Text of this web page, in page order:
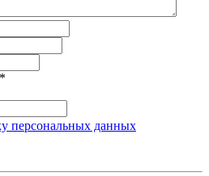
*
персональных данных